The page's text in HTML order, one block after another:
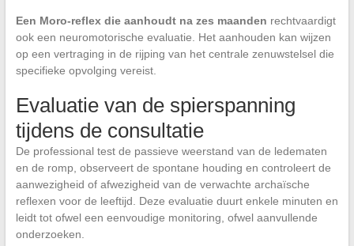
Een Moro-reflex die aanhoudt na zes maanden rechtvaardigt
ook een neuromotorische evaluatie. Het aanhouden kan wijzen
op een vertraging in de rijping van het centrale zenuwstelsel die
specifieke opvolging vereist.
Evaluatie van de spierspanning
tijdens de consultatie
De professional test de passieve weerstand van de ledematen
en de romp, observeert de spontane houding en controleert de
aanwezigheid of afwezigheid van de verwachte archaïsche
reflexen voor de leeftijd. Deze evaluatie duurt enkele minuten en
leidt tot ofwel een eenvoudige monitoring, ofwel aanvullende
onderzoeken.